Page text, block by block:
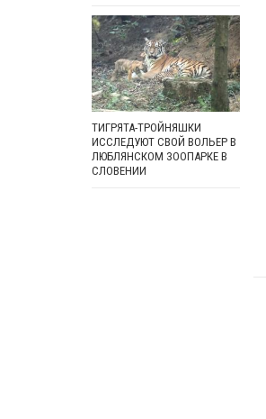
ТИГРЯТА-ТРОЙНЯШКИ
ИССЛЕДУЮТ СВОЙ ВОЛЬЕР В
ЛЮБЛЯНСКОМ ЗООПАРКЕ В
СЛОВЕНИИ